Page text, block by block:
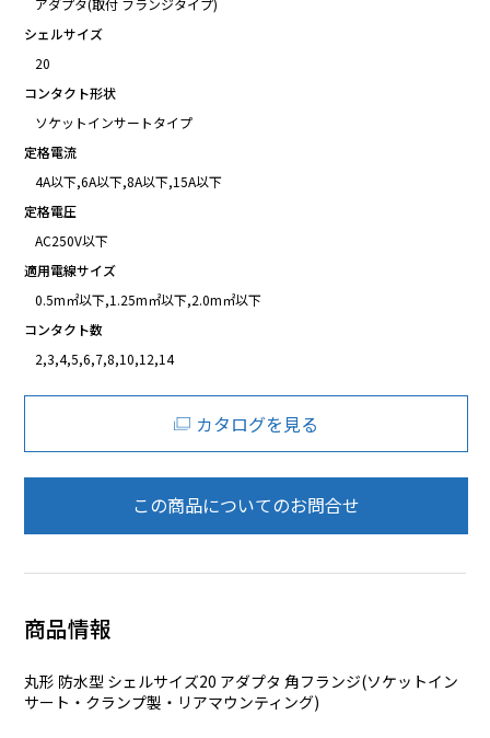
アダプタ(取付 フランジタイプ)
シェルサイズ
20
コンタクト形状
ソケットインサートタイプ
定格電流
4A以下,6A以下,8A以下,15A以下
定格電圧
AC250V以下
適用電線サイズ
0.5m㎡以下,1.25m㎡以下,2.0m㎡以下
コンタクト数
2,3,4,5,6,7,8,10,12,14
カタログを見る
この商品についてのお問合せ
商品情報
丸形 防水型 シェルサイズ20 アダプタ 角フランジ(ソケットイン
サート・クランプ製・リアマウンティング)